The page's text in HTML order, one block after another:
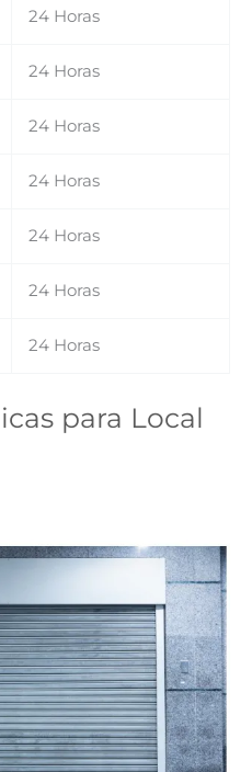
24 Horas
24 Horas
24 Horas
24 Horas
24 Horas
24 Horas
24 Horas
para Local